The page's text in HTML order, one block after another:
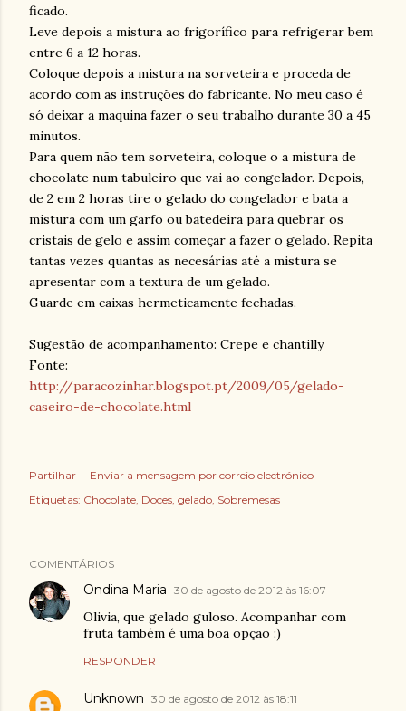
ficado.
Leve depois a mistura ao frigorífico para refrigerar bem
entre 6 a 12 horas.
Coloque depois a mistura na sorveteira e proceda de
acordo com as instruções do fabricante. No meu caso é
só deixar a maquina fazer o seu trabalho durante 30 a 45
minutos.
Para quem não tem sorveteira, coloque o a mistura de
chocolate num tabuleiro que vai ao congelador. Depois,
de 2 em 2 horas tire o gelado do congelador e bata a
mistura com um garfo ou batedeira para quebrar os
cristais de gelo e assim começar a fazer o gelado. Repita
tantas vezes quantas as necesárias até a mistura se
apresentar com a textura de um gelado.
Guarde em caixas hermeticamente fechadas.
Sugestão de acompanhamento: Crepe e chantilly
Fonte:
http://paracozinhar.blogspot.pt/2009/05/gelado-
caseiro-de-chocolate.html
Partilhar
Enviar a mensagem por correio electrónico
Etiquetas: Chocolate Doces gelado Sobremesas
COMENTÁRIOS
Ondina Maria 30 de agosto de 2012 às 16:07
Olivia, que gelado guloso. Acompanhar com
fruta também é uma boa opção :)
RESPONDER
Unknown 30 de agosto de 2012 às 18:11